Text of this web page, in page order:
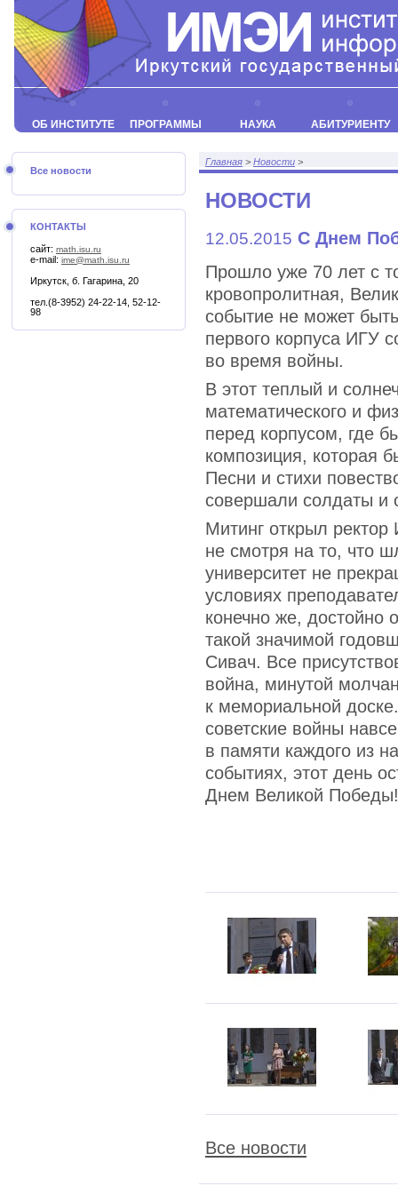
ОБ ИНСТИТУТЕ ПРОГРАММЫ НАУКА АБИТУРИЕНТУ
Все новости
КОНТАКТЫ
сайт: math.isu.ru
e-mail: ime@math.isu.ru
Иркутск, б. Гагарина, 20
тел.(8-3952) 24-22-14, 52-12-
98
Главная > Новости >
НОВОСТИ
12.05.2015 С Днем
Прошло уже 70 лет с
кровопролитная,
событие не может
первого корпуса ИГУ
во время войны.
В этот теплый и
математического и
перед корпусом, где
композиция, которая
Песни и стихи
совершали солдаты и
Митинг открыл
не смотря на то, что
университет не
условиях
конечно же, достойно
такой значимой
Сивач. Все
война, минутой
к мемориальной
советские войны
в памяти каждого из
событиях, этот день
Днем Великой Победы!
Все новости